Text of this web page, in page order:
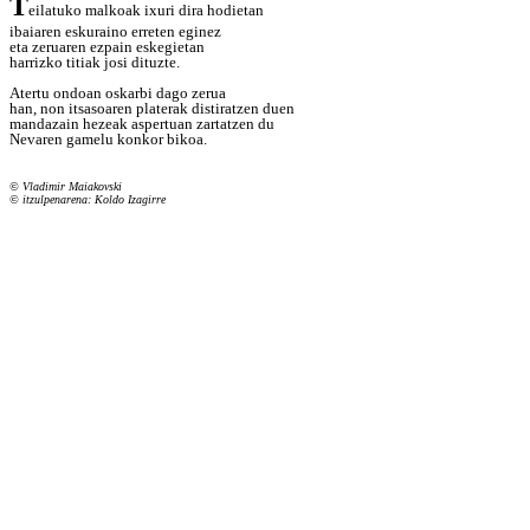
eilatuko malkoak ixuri dira hodietan
ibaiaren eskuraino erreten eginez
eta zeruaren ezpain eskegietan
harrizko titiak josi dituzte.
Atertu ondoan oskarbi dago zerua
han, non itsasoaren platerak distiratzen duen
mandazain hezeak aspertuan zartatzen du
Nevaren gamelu konkor bikoa.
© Vladimir Maiakovski
© itzulpenarena: Koldo Izagirre